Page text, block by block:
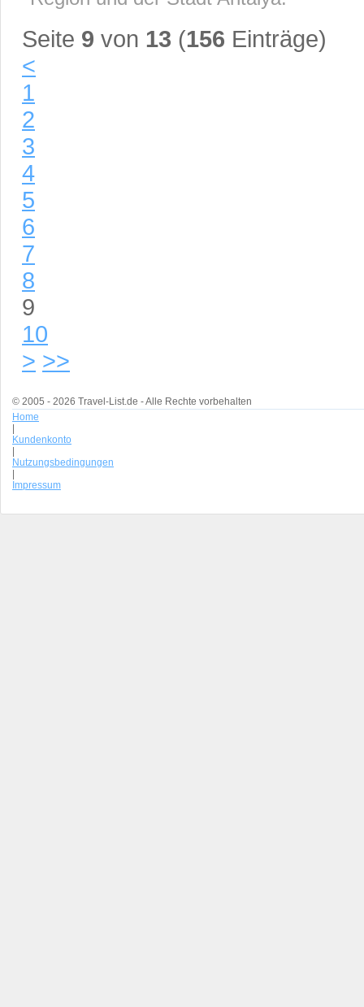
Seite 9 von 13 (156 Einträge)
<
1
2
3
4
5
6
7
8
9
10
> >>
© 2005 - 2026 Travel-List.de - Alle Rechte vorbehalten
Home
Kundenkonto
Nutzungsbedingungen
Impressum